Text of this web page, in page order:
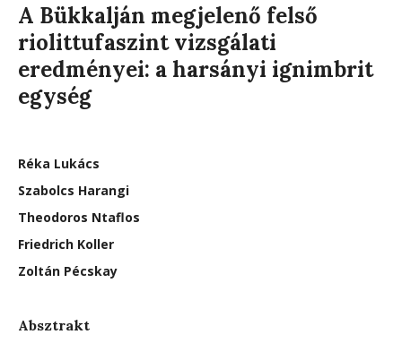
A Bükkalján megjelenő felső
riolittufaszint vizsgálati
eredményei: a harsányi ignimbrit
egység
Réka Lukács
Szabolcs Harangi
Theodoros Ntaflos
Friedrich Koller
Zoltán Pécskay
Absztrakt